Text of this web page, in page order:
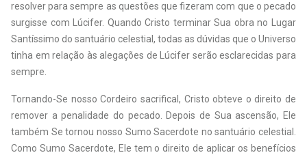
resolver para sempre as questões que fizeram com que o pecado
surgisse com Lúcifer. Quando Cristo terminar Sua obra no Lugar
Santíssimo do santuário celestial, todas as dúvidas que o Universo
tinha em relação às alegações de Lúcifer serão esclarecidas para
sempre.
Tornando-Se nosso Cordeiro sacrifical, Cristo obteve o direito de
remover a penalidade do pecado. Depois de Sua ascensão, Ele
também Se tornou nosso Sumo Sacerdote no santuário celestial.
Como Sumo Sacerdote, Ele tem o direito de aplicar os benefícios